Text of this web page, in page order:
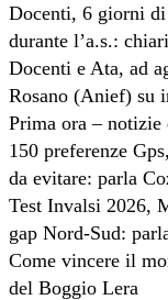
Docenti, 6 giorni di
durante l’a.s.:
Docenti e Ata, ad
Rosano (Anief) su
Prima ora –
150 preferenze
da evitare: parla
Test Invalsi 2026,
gap Nord-Sud:
Come vincere il
del Boggio Lera